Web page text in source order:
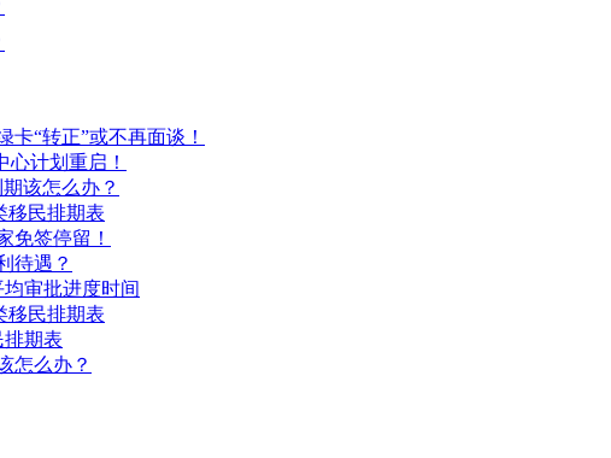
卡“转正”或不再面谈！
心计划重启！
该怎么办？
移民排期表
免签停留！
待遇？
审批进度时间
移民排期表
排期表
怎么办？